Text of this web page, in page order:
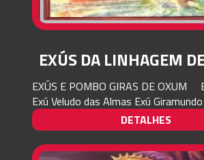
EXÚS DA LINHAGEM
EXÚS E POMBO GIRAS DE OXUM
Exú Veludo das Almas Exú Giramundo
DETALHES